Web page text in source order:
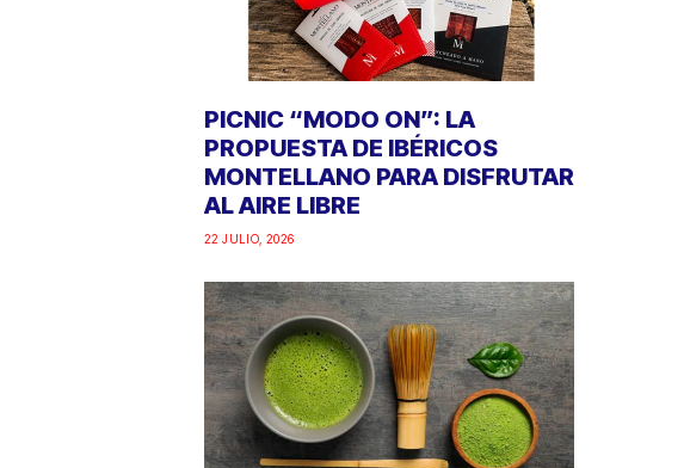
PICNIC “MODO ON”: LA
PROPUESTA DE IBÉRICOS
MONTELLANO PARA DISFRUTAR
AL AIRE LIBRE
22 JULIO, 2026